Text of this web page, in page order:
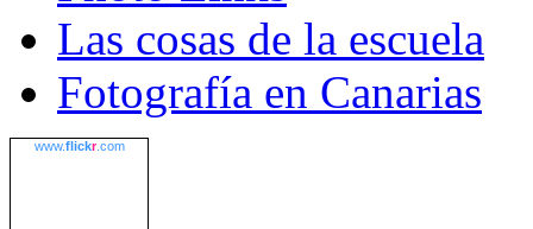
Las cosas de la escuela
Fotografía en Canarias
www.flickr.com